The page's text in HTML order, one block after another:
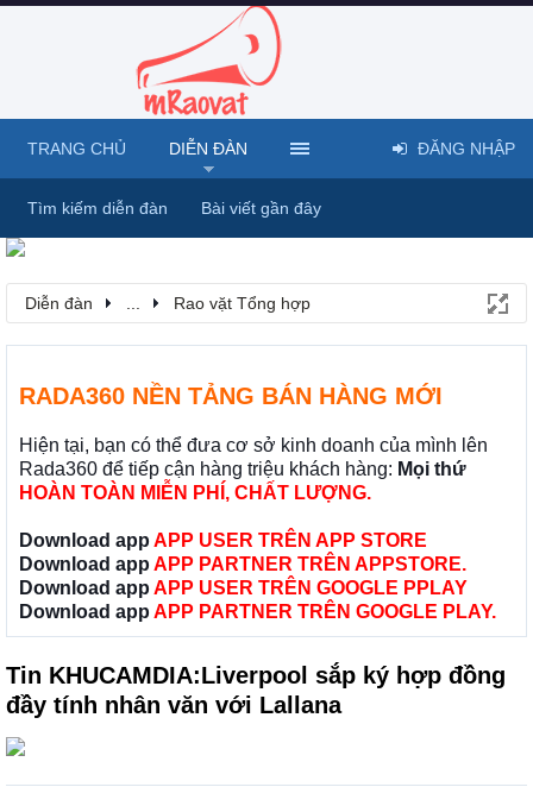
Diễn đàn Rao vặt Tổng hợp
RADA360 NỀN TẢNG BÁN HÀNG MỚI
Hiện tại, bạn có thể đưa cơ sở kinh doanh của mình lên
Rada360 để tiếp cận hàng triệu khách hàng: Mọi thứ
HOÀN TOÀN MIỄN PHÍ, CHẤT LƯỢNG.
Download app APP USER TRÊN APP STORE
Download app APP PARTNER TRÊN APPSTORE.
Download app APP USER TRÊN GOOGLE PPLAY
Download app APP PARTNER TRÊN GOOGLE PLAY.
Tin KHUCAMDIA:Liverpool sắp ký hợp đồng
đầy tính nhân văn với Lallana
TRANG CHỦ DIỄN ĐÀN
Tìm kiếm diễn đàn Bài viết gần đây
ĐĂNG NHẬP